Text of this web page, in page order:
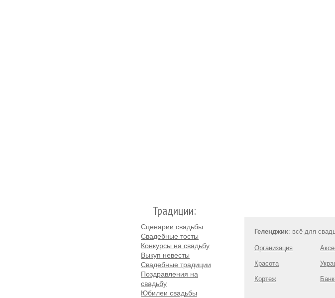
Традиции:
Сценарии свадьбы
Свадебные тосты
Конкурсы на свадьбу
Выкуп невесты
Свадебные традиции
Поздравления на
свадьбу
Юбилеи свадьбы
Геленджик: всё для
Организация
Красота
Кортеж